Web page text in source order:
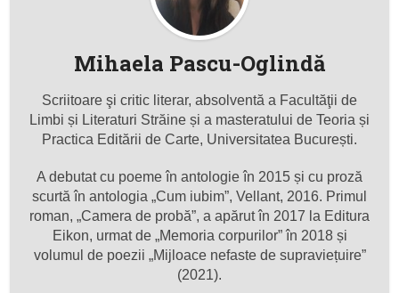
Mihaela Pascu-Oglindă
Scriitoare şi critic literar, absolventă a Facultăţii de
Limbi și Literaturi Străine și a masteratului de Teoria și
Practica Editării de Carte, Universitatea București.
A debutat cu poeme în antologie în 2015 și cu proză
scurtă în antologia „Cum iubim”, Vellant, 2016. Primul
roman, „Camera de probă”, a apărut în 2017 la Editura
Eikon, urmat de „Memoria corpurilor” în 2018 și
volumul de poezii „Mijloace nefaste de supraviețuire”
(2021).